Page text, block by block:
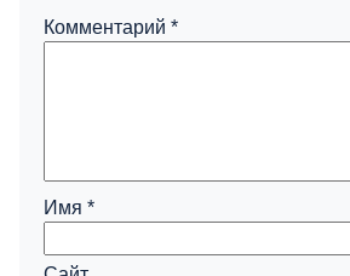
Комментарий *
Имя *